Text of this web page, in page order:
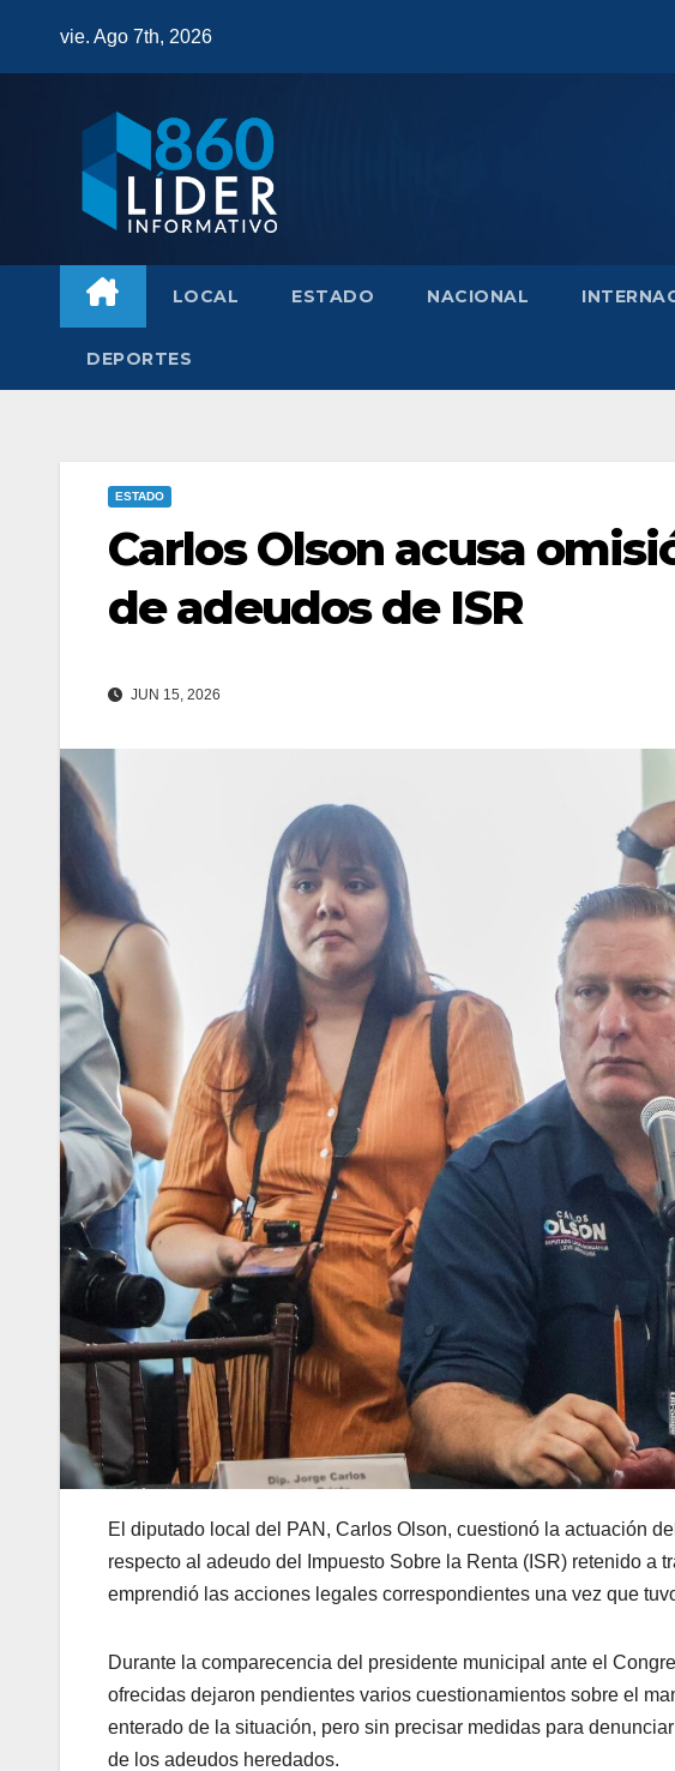
vie. Ago 7th, 2026
LOCAL ESTADO NACIONAL
DEPORTES
ESTADO
Carlos Olson acusa
de adeudos de ISR
JUN 15, 2026
El diputado local del PAN, Carlos Olson, cuestionó la actuación
respecto al adeudo del Impuesto Sobre la Renta (ISR) retenido a
emprendió las acciones legales correspondientes una vez que
Durante la comparecencia del presidente municipal ante el
ofrecidas dejaron pendientes varios cuestionamientos sobre el
enterado de la situación, pero sin precisar medidas para
de los adeudos heredados.